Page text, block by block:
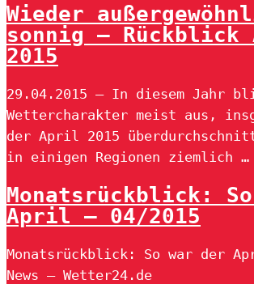
Wieder
sonnig –
2015
29.04.2015 — In diesem Jahr
Wettercharakter meist aus,
der April 2015
in einigen Regionen ziemlich …
Monatsrückblick:
April – 04/2015
Monatsrückblick: So war der
News – Wetter24.de